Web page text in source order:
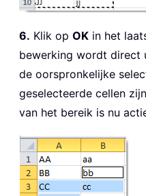
6. Klik op OK in het
bewerking wordt direct
de oorspronkelijke
geselecteerde cellen
van het bereik is nu